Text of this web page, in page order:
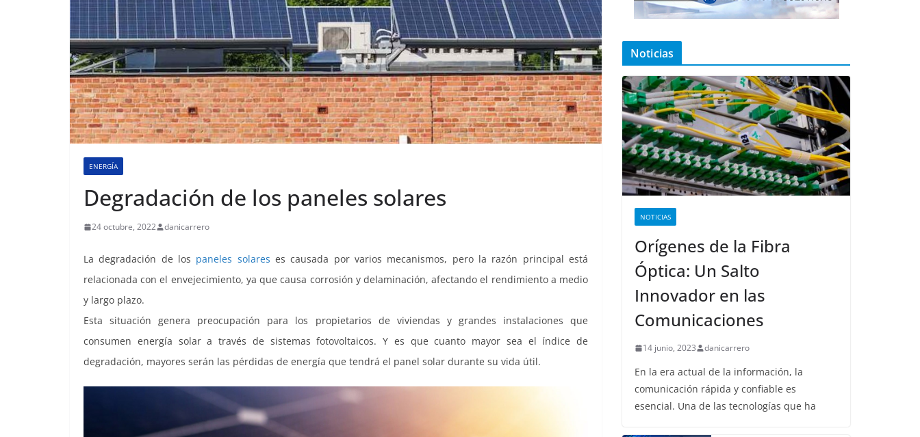
ENERGÍA
Degradación de los paneles solares
24 octubre, 2022 danicarrero
La degradación de los paneles solares es causada por varios mecanismos, pero la razón principal está
relacionada con el envejecimiento, ya que causa corrosión y delaminación, afectando el rendimiento a medio
y largo plazo.
Esta situación genera preocupación para los propietarios de viviendas y grandes instalaciones que
consumen energía solar a través de sistemas fotovoltaicos. Y es que cuanto mayor sea el índice de
degradación, mayores serán las pérdidas de energía que tendrá el panel solar durante su vida útil.
Noticias
NOTICIAS
Orígenes de la Fibra
Óptica: Un Salto
Innovador en las
Comunicaciones
14 junio, 2023 danicarrero
En la era actual de la información, la
comunicación rápida y confiable es
esencial. Una de las tecnologías que ha